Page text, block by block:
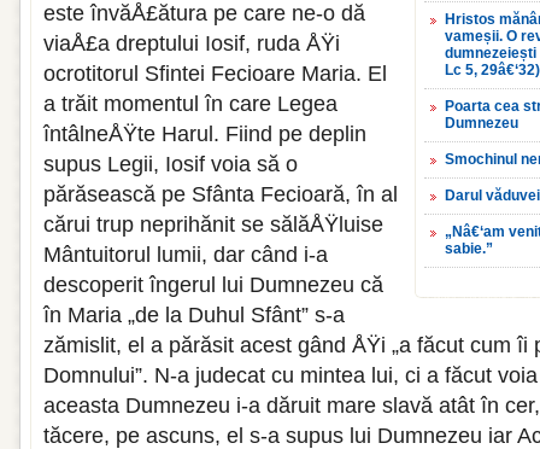
Hristos
vameșii. O
dumnezeiești
Lc 5, 29â€‘32)
Poarta cea
Dumnezeu
Smochinul
Darul
„Nâ€‘am
sabie.”
este învăÅ£ătura pe care ne-o dă
viaÅ£a dreptului Iosif, ruda ÅŸi
ocrotitorul Sfintei Fecioare Maria. El
a trăit momentul în care Legea
întâlneÅŸte Harul. Fiind pe deplin
supus Legii, Iosif voia să o
părăsească pe Sfânta Fecioară, în al
cărui trup neprihănit se sălăÅŸluise
Mântuitorul lumii, dar când i-a
descoperit îngerul lui Dumnezeu că
în Maria „de la Duhul Sfânt” s-a
zămislit, el a părăsit acest gând ÅŸi „a făcut cum îi
Domnului”. N-a judecat cu mintea lui, ci a făcut
aceasta Dumnezeu i-a dăruit mare slavă atât în
tăcere, pe ascuns, el s-a supus lui Dumnezeu iar